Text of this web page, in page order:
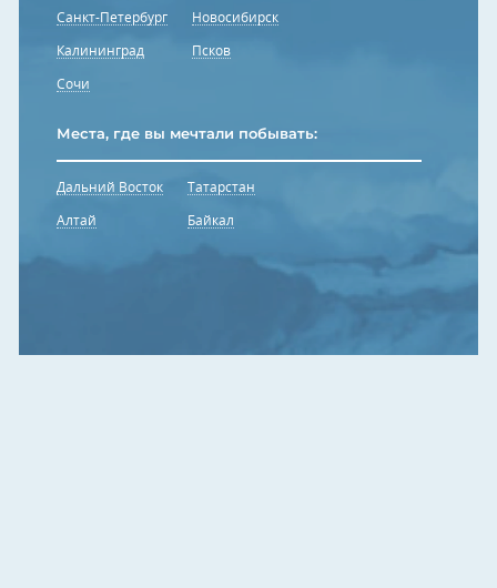
Санкт-Петербург
Калининград
Сочи
Новосибирск
Псков
Места, где вы мечтали побывать:
Дальний Восток
Алтай
Татарстан
Байкал